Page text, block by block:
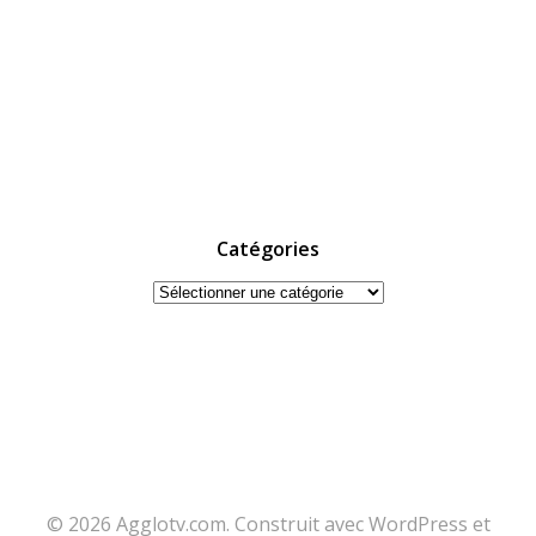
Catégories
Catégories
© 2026 Agglotv.com. Construit avec WordPress et